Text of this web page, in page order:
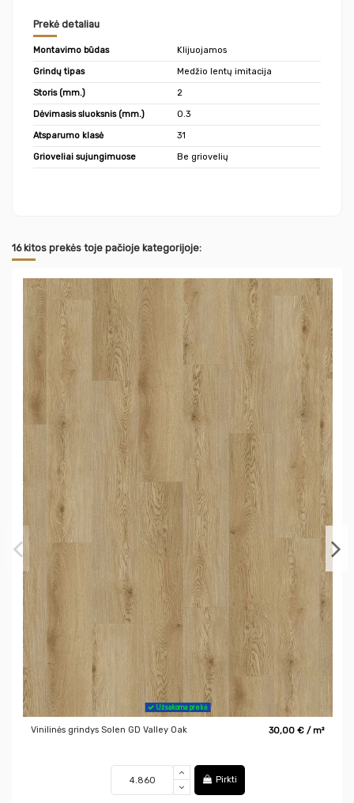
Prekė detaliau
Montavimo būdas Klijuojamos
Grindų tipas Medžio lentų imitacija
Storis (mm.) 2
Dėvimasis sluoksnis (mm.) 0.3
Atsparumo klasė 31
Grioveliai sujungimuose Be griovelių
16 kitos prekės toje pačioje kategorijoje:
Užsakoma prekė
Vinilinės grindys Solen GD Valley Oak 30,00 € / m²
Pirkti